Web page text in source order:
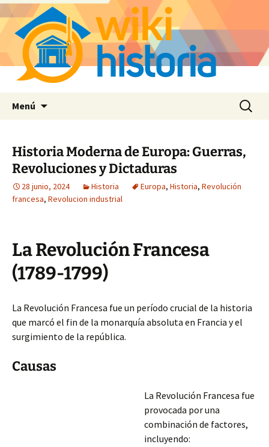
Menú Buscar:
Historia Moderna de Europa: Guerras,
Revoluciones y Dictaduras
28 junio, 2024 Historia Europa, Historia, Revolución
francesa, Revolucion industrial
La Revolución Francesa
(1789-1799)
La Revolución Francesa fue un período crucial de la historia
que marcó el fin de la monarquía absoluta en Francia y el
surgimiento de la república.
Causas
La Revolución Francesa fue
provocada por una
combinación de factores,
incluyendo: